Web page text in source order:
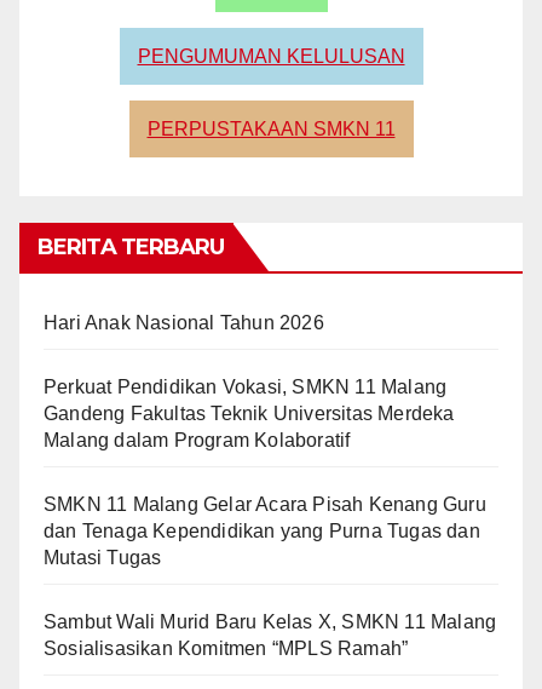
PENGUMUMAN KELULUSAN
PERPUSTAKAAN SMKN 11
BERITA TERBARU
Hari Anak Nasional Tahun 2026
Perkuat Pendidikan Vokasi, SMKN 11 Malang
Gandeng Fakultas Teknik Universitas Merdeka
Malang dalam Program Kolaboratif
SMKN 11 Malang Gelar Acara Pisah Kenang Guru
dan Tenaga Kependidikan yang Purna Tugas dan
Mutasi Tugas
Sambut Wali Murid Baru Kelas X, SMKN 11 Malang
Sosialisasikan Komitmen “MPLS Ramah”